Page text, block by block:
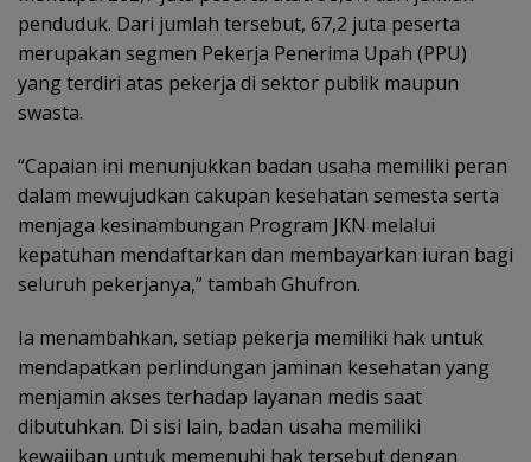
penduduk. Dari jumlah tersebut, 67,2 juta peserta
merupakan segmen Pekerja Penerima Upah (PPU)
yang terdiri atas pekerja di sektor publik maupun
swasta.
“Capaian ini menunjukkan badan usaha memiliki peran
dalam mewujudkan cakupan kesehatan semesta serta
menjaga kesinambungan Program JKN melalui
kepatuhan mendaftarkan dan membayarkan iuran bagi
seluruh pekerjanya,” tambah Ghufron.
Ia menambahkan, setiap pekerja memiliki hak untuk
mendapatkan perlindungan jaminan kesehatan yang
menjamin akses terhadap layanan medis saat
dibutuhkan. Di sisi lain, badan usaha memiliki
kewajiban untuk memenuhi hak tersebut dengan